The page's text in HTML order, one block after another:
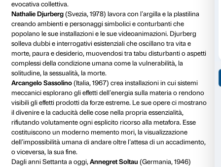
mostra grazie alla collaborazione del CCC Strozzina
City Gallery The Hugh Lane, che dal 1998 possiede
autentica e perfettamente conservata dell’ultimo
dell’artista.
La commistione tra figurazione e astrazione, i corpi
riferimento a elementi autobiografici, l’utilizzo di
iconografiche, la tensione e l’isolamento come
dell’essere umano si ritrovano come parti
dei cinque artisti contemporanei posti in dialogo
riflessione di carattere esistenziale sul vivere
Adrian Ghenie(Romania, 1977) crea dipinti in cui